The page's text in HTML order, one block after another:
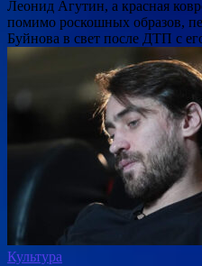
Леонид Агутин, а красная
помимо роскошных образов,
Буйнова в свет после ДТП с
Культура